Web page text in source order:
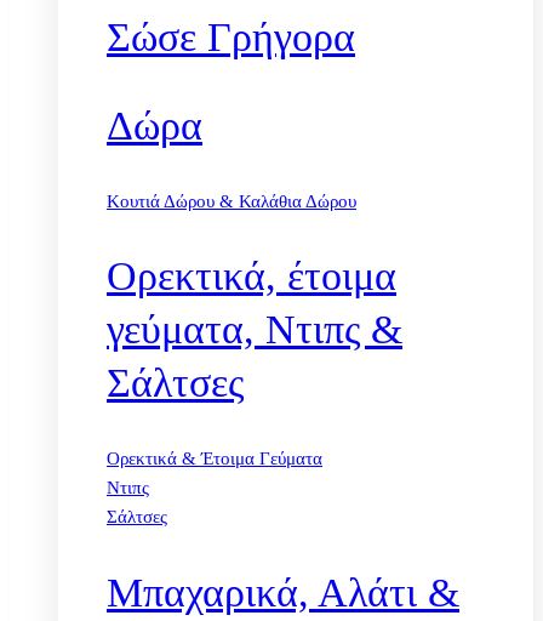
Σώσε Γρήγορα
Δώρα
Κουτιά Δώρου & Καλάθια Δώρου
Ορεκτικά, έτοιμα
γεύματα, Ντιπς &
Σάλτσες
Ορεκτικά & Έτοιμα Γεύματα
Ντιπς
Σάλτσες
Μπαχαρικά, Αλάτι &